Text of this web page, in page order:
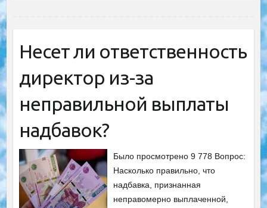
Несет ли ответственность
директор из-за
неправильной выплаты
надбавок?
Было просмотрено 9 778 Вопрос:
Насколько правильно, что
надбавка, признанная
неправомерно выплаченной,